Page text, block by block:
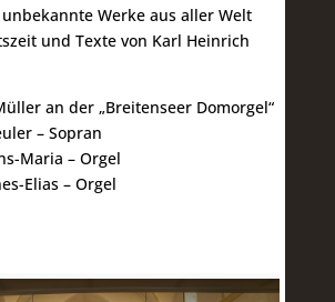
Werke aus aller Welt
und Texte von Karl Heinrich
an der „Breitenseer Domorgel“
– Sopran
Maria – Orgel
Elias – Orgel